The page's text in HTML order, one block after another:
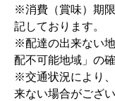
※消費（賞味）期
記しております。
※配達の出来ない
配不可能地域」の
※交通状況により
来ない場合がござい